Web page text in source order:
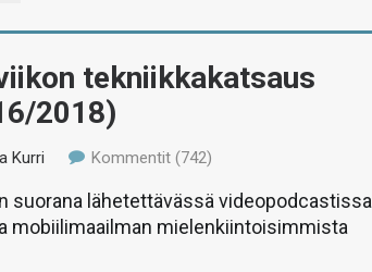
tekniikkakatsaus
2018)
Kurri Kommentit (742)
suorana lähetettävässä videopodcastissa
mobiilimaailman mielenkiintoisimmista